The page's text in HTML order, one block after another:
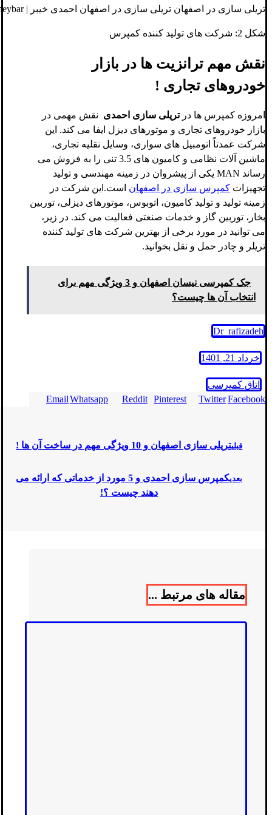
تریلی سازی در اصفهان تریلی سازی در اصفهان احمدی خیبر | ahmadikheybar
شکل 2: شرکت های تولید کننده کمپرس
نقش مهم ترانزیت ها در بازار
خودروهای تجاری !
امروزه کمپرس ها درتریلی سازی احمدی نقش مهمی در
بازار خودروهای تجاری و موتورهای دیزل ایفا می کند. این
شرکت عمدتاً اتومبیل های سواری، وسایل نقلیه تجاری،
ماشین آلات نظامی و کامیون های 3.5 تنی را به فروش می
رساند MAN یکی از پیشروان در زمینه مهندسی و تولید
تجهیزات کمپرس سازی در اصفهان است.این شرکت در
زمینه تولید و تولید کامیون، اتوبوس، موتورهای دیزلی، توربین
بخار، توربین گاز و خدمات صنعتی فعالیت می کند. در زیر،
می توانید در مورد برخی از بهترین شرکت های تولید کننده
تریلر و چادر حمل و نقل بخوانید.
جک کمپرسی نیسان اصفهان و 3 ویژگی مهم برای
انتخاب آن ها چیست؟
Dr_rafizadeh
خرداد 21, 1401
اتاق کمپرسی
Facebook
Twitter
Pinterest
Reddit
Whatsapp
Email
قبلیتریلی سازی اصفهان و 10 ویژگی مهم در ساخت آن ها !
بعدی
کمپرس سازی احمدی و 5 مورد از خدماتی که ارائه می
دهند چیست ؟!
مقاله های مرتبط ...